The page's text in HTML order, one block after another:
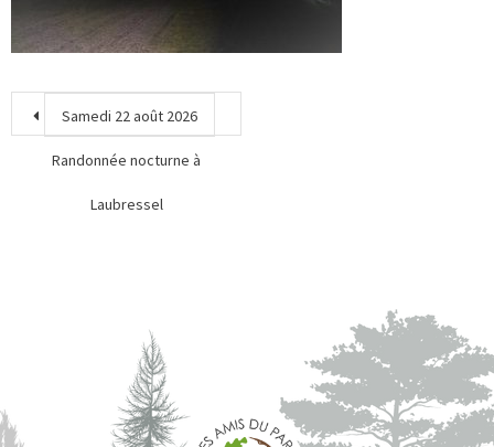
Samedi 22 août 2026
Randonnée nocturne à
Laubressel